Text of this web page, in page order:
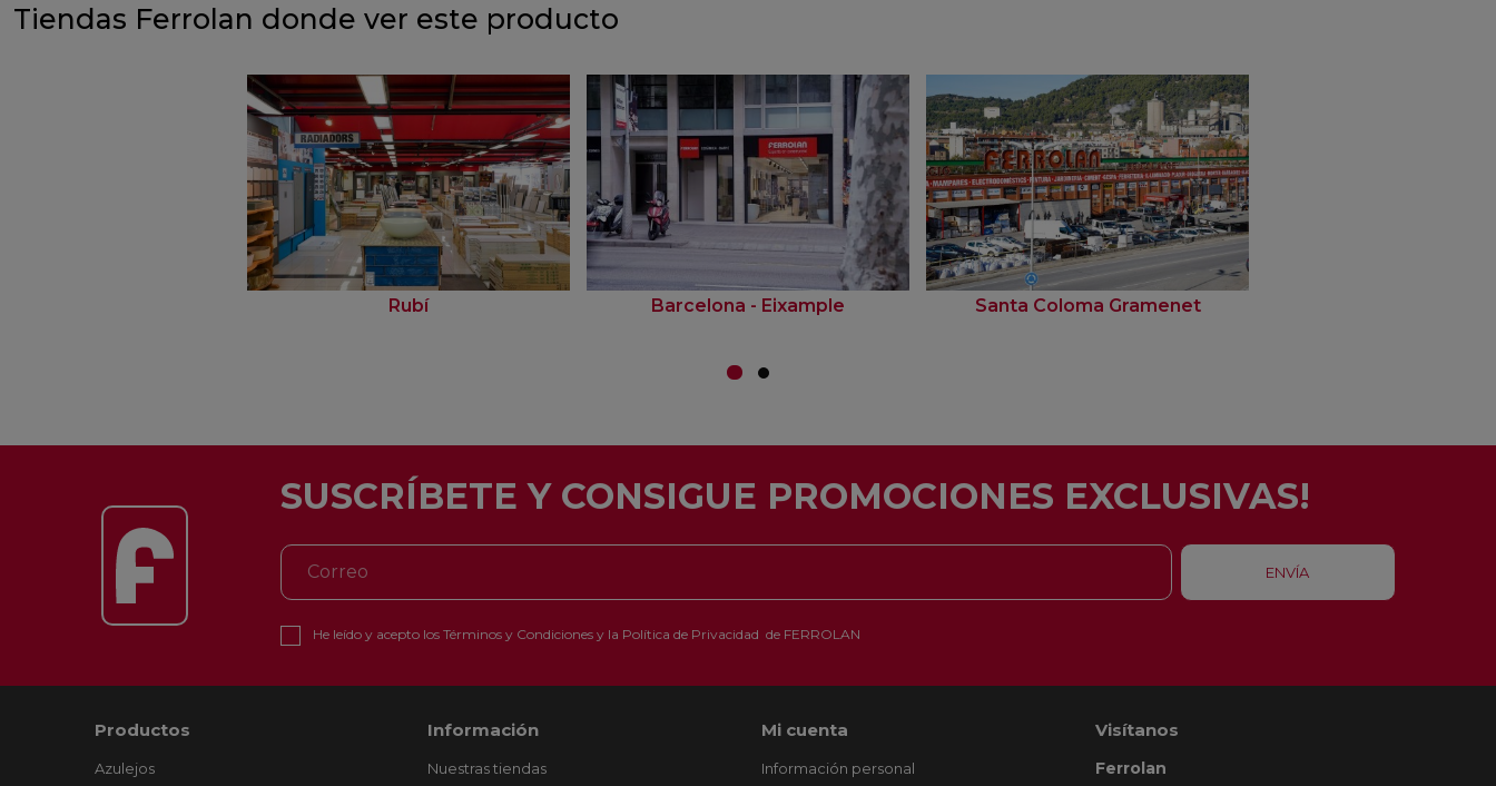
Tiendas Ferrolan donde ver este producto
Rubí Barcelona - Eixample Santa Coloma Gramenet
SUSCRÍBETE Y CONSIGUE PROMOCIONES EXCLUSIVAS!
He leído y acepto los Términos y Condicionesy la Política de Privacidad de FERROLAN
Productos
Azulejos
Información
Nuestras tiendas
Mi cuenta
Información personal
Visítanos
Ferrolan